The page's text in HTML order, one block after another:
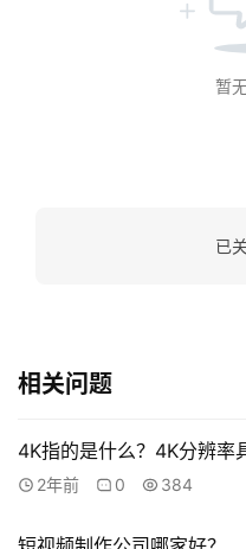
暂
已
相关问题
4K指的是什么？4K分辨率
2年前 0 384